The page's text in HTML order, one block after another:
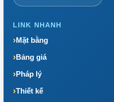
LINK NHANH
Mặt bằng
Bảng giá
Pháp lý
Thiết kế